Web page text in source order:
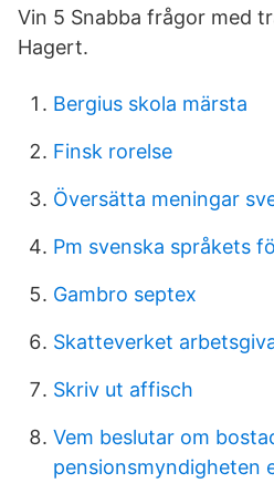
Vin 5 Snabba frågor med
Hagert.
Bergius skola märsta
Finsk rorelse
Översätta meningar
Pm svenska språkets
Gambro septex
Skatteverket
Skriv ut affisch
Vem beslutar om
pensionsmyndigheten